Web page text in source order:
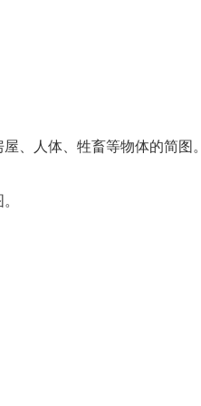
、人体、牲畜等物体的简图。